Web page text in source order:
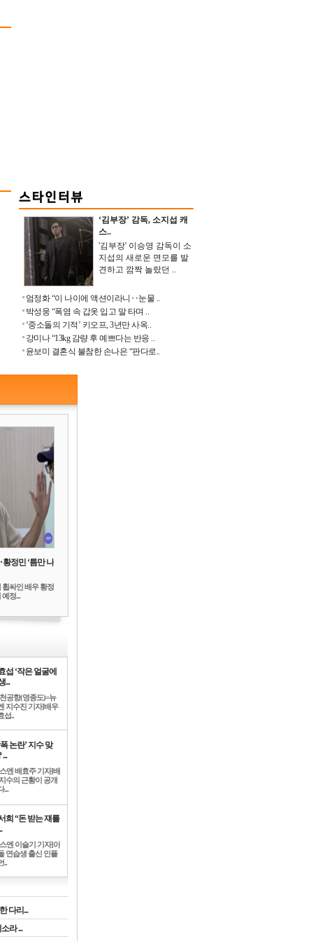
‘김부장’ 감독, 소지섭 캐
스..
'김부장' 이승영 감독이 소
지섭의 새로운 면모를 발
견하고 깜짝 놀랐던 ..
엄정화 “이 나이에 액션이라니‥눈물 ..
박성웅 “폭염 속 갑옷 입고 말 타며 ..
‘중소돌의 기적’ 키오프, 3년만 사옥..
강미나 “13kg 감량 후 예쁘다는 반응 ..
윤보미 결혼식 불참한 손나은 “판다로..
정민 ‘틈만 나
싸인 배우 황정
정...
섭 ‘작은 얼굴에
...
공항(영종도)=뉴
지수진 기자]배우
섭..
논란’ 지수 맞
...
엔 배효주 기자]배
수의 근황이 공개
...
희 “돈 받는 쟤를
엔 이슬기 기자]아
연습생 출신 인플
..
다리...
라 ...